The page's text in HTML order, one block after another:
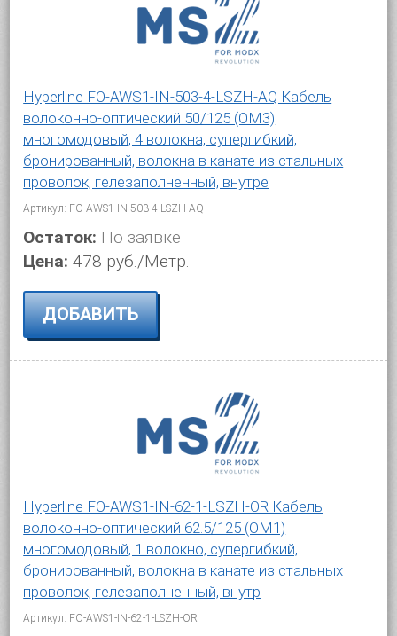
Hyperline FO-AWS1-IN-503-4-LSZH-AQ Кабель
волоконно-оптический 50/125 (OM3)
многомодовый, 4 волокна, супергибкий,
бронированный, волокна в канате из стальных
проволок, гелезаполненный, внутре
Артикул: FO-AWS1-IN-503-4-LSZH-AQ
Остаток: По заявке
Цена: 478 руб./Метр.
ДОБАВИТЬ
Hyperline FO-AWS1-IN-62-1-LSZH-OR Кабель
волоконно-оптический 62.5/125 (OM1)
многомодовый, 1 волокно, супергибкий,
бронированный, волокна в канате из стальных
проволок, гелезаполненный, внутр
Артикул: FO-AWS1-IN-62-1-LSZH-OR